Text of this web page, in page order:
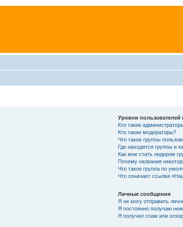
Уровни пользователей
Кто такие
Кто такие модераторы?
Что такое группы
Где находятся группы и
Как мне стать лидером
Почему названия
Что такое группа по
Что означает ссылка
Личные сообщения
Я не могу отправить
Я постоянно получаю
Я получил спам или